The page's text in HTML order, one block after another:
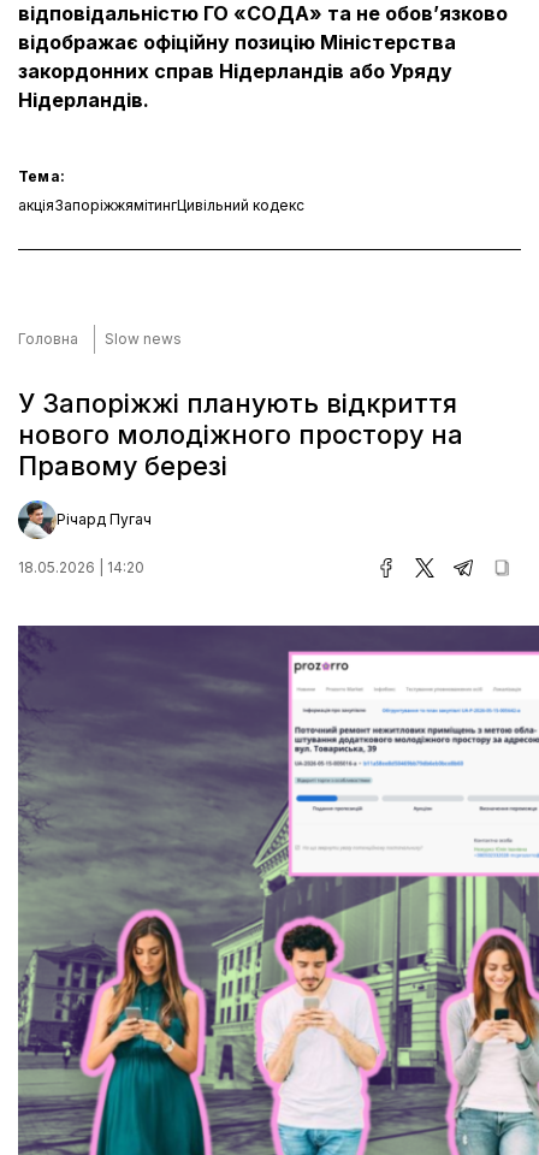
відповідальністю ГО «СОДА» та не обовʼязково
відображає офіційну позицію Міністерства
закордонних справ Нідерландів або Уряду
Нідерландів.
Тема:
акціяЗапоріжжямітингЦивільний кодекс
Головна Slow news
У Запоріжжі планують відкриття
нового молодіжного простору на
Правому березі
Річард Пугач
18.05.2026 | 14:20